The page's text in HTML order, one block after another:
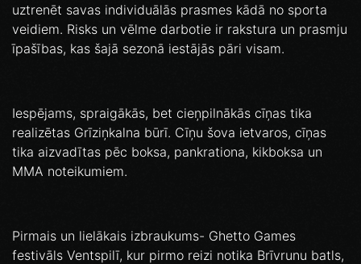
uztrenēt savas individuālās prasmes kādā no sporta
veidiem. Risks un vēlme darbotie ir rakstura un prasmju
īpašības, kas šajā sezonā iestājās pāri visam.
Iespējams, spraigākās, bet cieņpilnākās cīņas tika
realizētas Grīziņkalna būrī. Cīņu šova ietvaros, cīņas
tika aizvadītas pēc boksa, pankrationa, kikboksa un
MMA noteikumiem.
Pirmais un lielākais izbraukums- Ghetto Games
festivāls Ventspilī, kur pirmo reizi notika Brīvrunu batls,